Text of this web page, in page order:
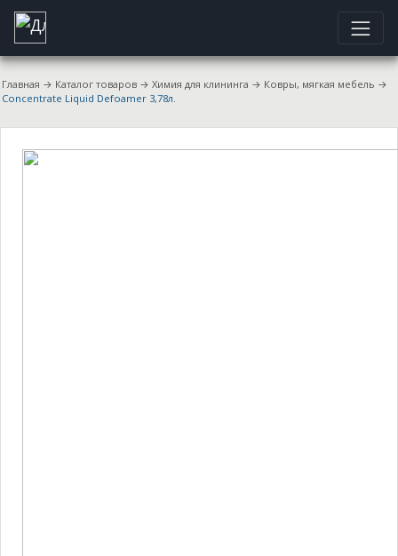
Главная → Каталог товаров → Химия для клининга → Ковры, мягкая мебель →
Concentrate Liquid Defoamer 3,78л.